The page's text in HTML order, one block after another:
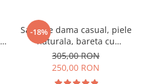
-18%
Sandale dama casual, piele
naturala, bareta cu
catarama, talpa usoara,
crampoane, bej, linii aurii,
305,00 RON
250,00 RON